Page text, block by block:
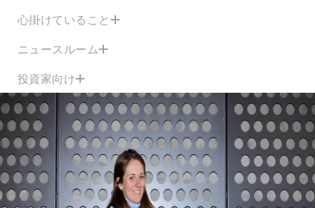
心掛けていること
ニュースルーム
投資家向け